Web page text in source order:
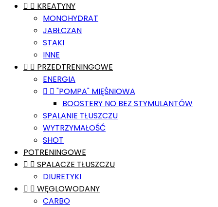
  KREATYNY
MONOHYDRAT
JABŁCZAN
STAKI
INNE
  PRZEDTRENINGOWE
ENERGIA
  "POMPA" MIĘŚNIOWA
BOOSTERY NO BEZ STYMULANTÓW
SPALANIE TŁUSZCZU
WYTRZYMAŁOŚĆ
SHOT
POTRENINGOWE
  SPALACZE TŁUSZCZU
DIURETYKI
  WĘGLOWODANY
CARBO